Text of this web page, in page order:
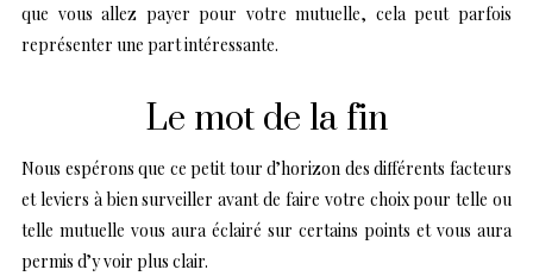
que vous allez payer pour votre mutuelle, cela peut parfois
représenter une part intéressante.
Le mot de la fin
Nous espérons que ce petit tour d’horizon des différents facteurs
et leviers à bien surveiller avant de faire votre choix pour telle ou
telle mutuelle vous aura éclairé sur certains points et vous aura
permis d’y voir plus clair.